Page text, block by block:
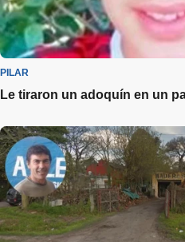
PILAR
Le tiraron un adoquín en un